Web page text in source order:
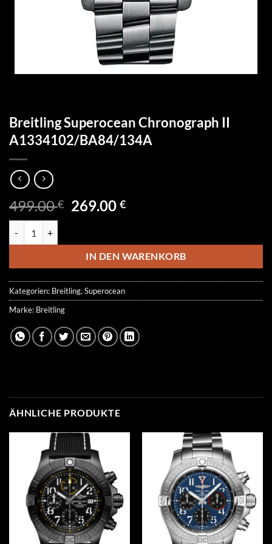
Breitling Superocean Chronograph II
A1334102/BA84/134A
499.00€ Ursprünglicher
499.00 €
269.00€Aktueller
269.00 €.
IN DEN WARENKORB
Kategorien: Breitling, Superocean
Marke: Breitling
ÄHNLICHE PRODUKTE